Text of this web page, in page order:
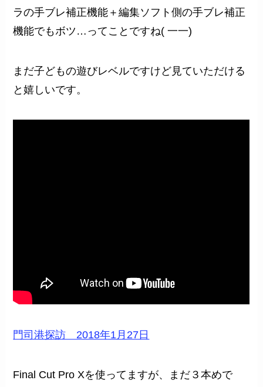
ラの手ブレ補正機能＋編集ソフト側の手ブレ補正
機能でもボツ…ってことですね( 一一)
まだ子どもの遊びレベルですけど見ていただける
と嬉しいです。
門司港探訪 2018年1月27日
Final Cut Pro Xを使ってますが、まだ３本めで